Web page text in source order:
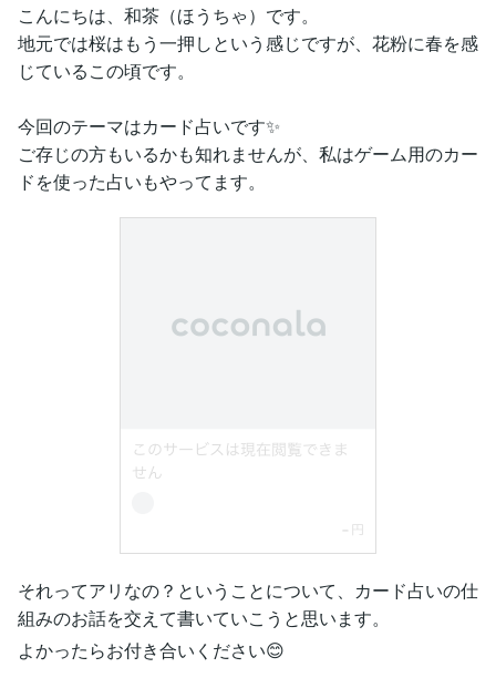
こんにちは、和茶（ほうちゃ）です。
地元では桜はもう一押しという感じですが、花粉に春を感
じているこの頃です。
今回のテーマはカード占いです✨
ご存じの方もいるかも知れませんが、私はゲーム用のカー
ドを使った占いもやってます。
それってアリなの？ということについて、カード占いの仕
組みのお話を交えて書いていこうと思います。
よかったらお付き合いください😊